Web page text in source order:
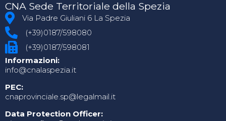
CNA Sede Territoriale della Spezia
Via Padre Giuliani 6 La Spezia
(+39)0187/598080
(+39)0187/598081
Informazioni:
info@cnalaspezia.it
PEC:
cnaprovinciale.sp@legalmail.it
Data Protection Officer: